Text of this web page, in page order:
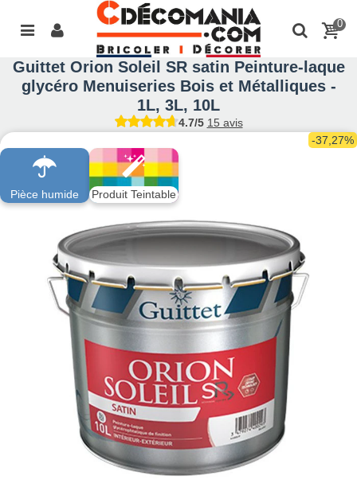
0
Guittet Orion Soleil SR satin Peinture-laque
glycéro Menuiseries Bois et Métalliques -
1L, 3L, 10L
4.7/5 15 avis
Pièce humide Produit Teintable
-37,27%